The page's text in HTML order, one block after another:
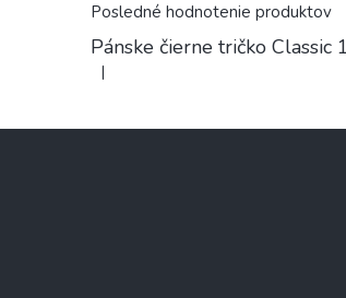
Posledné hodnotenie produktov
Hodnotenie produktu je 4 z 5
|